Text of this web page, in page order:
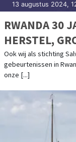
13 augustus 2024,
RWANDA 30
HERSTEL,
Ook wij als stichting
gebeurtenissen in
onze [...]